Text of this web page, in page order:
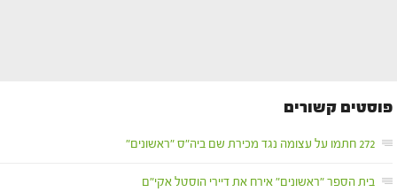
פוסטים קשורים
272 חתמו על עצומה נגד מכירת שם ביה"ס "ראשונים"
בית הספר "ראשונים" אירח את דיירי הוסטל אקי"ם